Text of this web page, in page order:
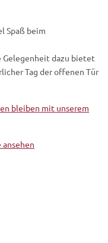
Spaß beim
Gelegenheit dazu bietet
Tag der offenen Tür
bleiben mit unserem